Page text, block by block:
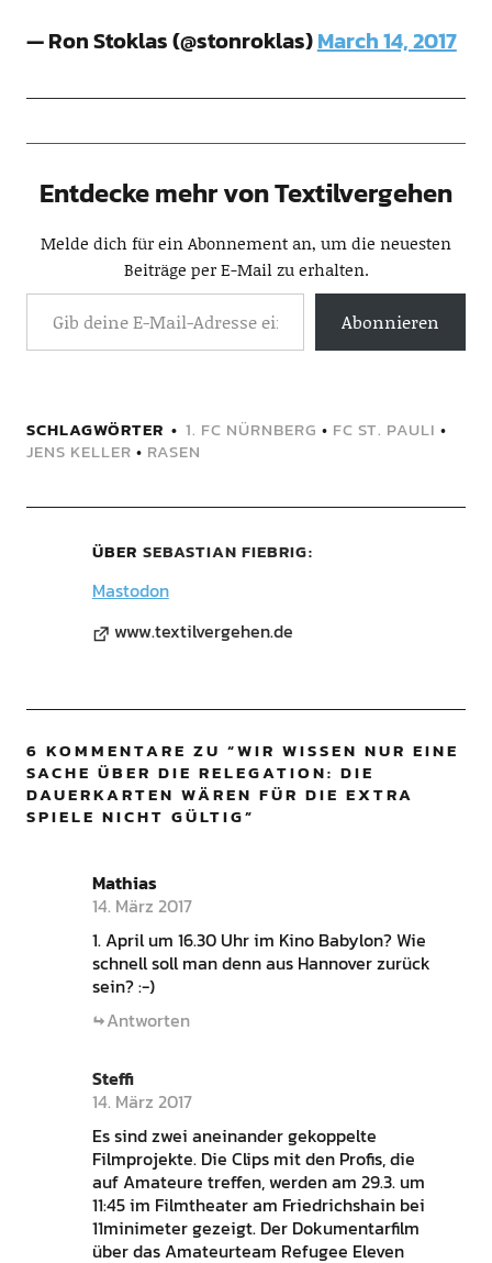
— Ron Stoklas (@stonroklas)March 14, 2017
Entdecke mehr von Textilvergehen
Melde dich für ein Abonnement an, um die neuesten
Beiträge per E-Mail zu erhalten.
Abonnieren
SCHLAGWÖRTER 1. FC NÜRNBERG • FC ST. PAULI •
JENS KELLER • RASEN
ÜBER SEBASTIAN FIEBRIG
Mastodon
www.textilvergehen.de
6 KOMMENTARE ZU “WIR WISSEN NUR EINE
SACHE ÜBER DIE RELEGATION: DIE
DAUERKARTEN WÄREN FÜR DIE EXTRA
SPIELE NICHT GÜLTIG”
Mathias
14. März 2017
1. April um 16.30 Uhr im Kino Babylon? Wie
schnell soll man denn aus Hannover zurück
sein? :-)
Antworten
Steffi
14. März 2017
Es sind zwei aneinander gekoppelte
Filmprojekte. Die Clips mit den Profis, die
auf Amateure treffen, werden am 29.3. um
11:45 im Filmtheater am Friedrichshain bei
11minimeter gezeigt. Der Dokumentarfilm
über das Amateurteam Refugee Eleven